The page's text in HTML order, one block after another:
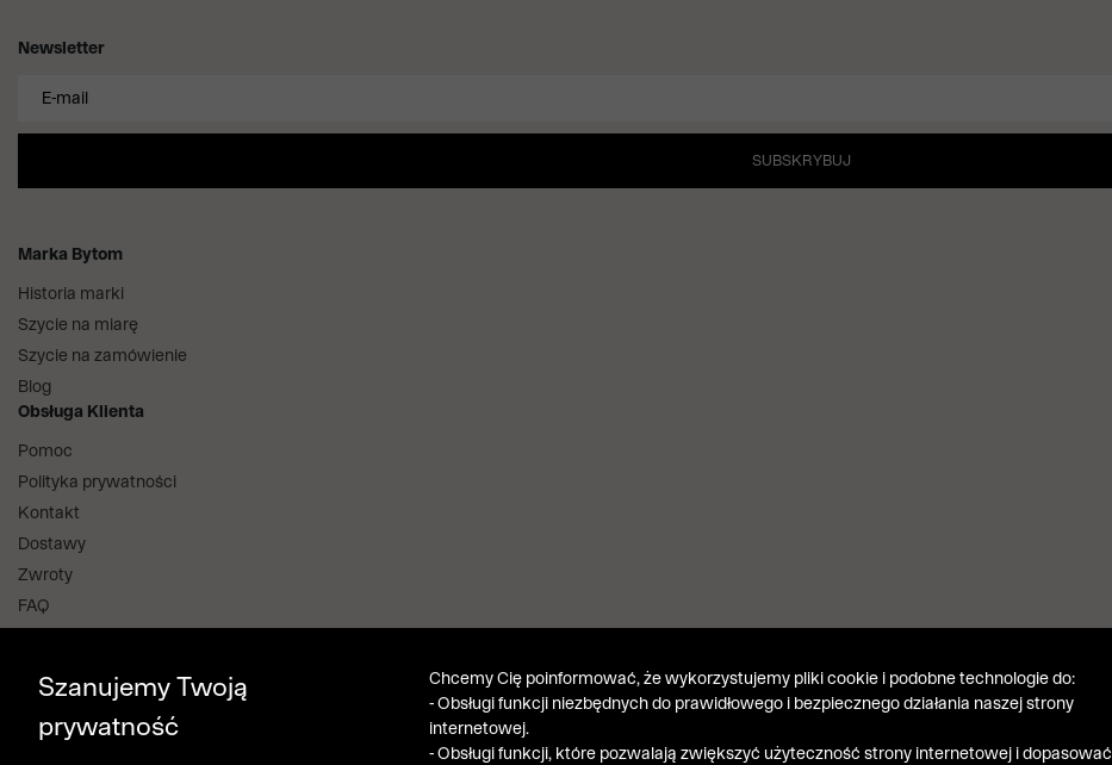
Marka Bytom
Historia marki
Szycie na miarę
Szycie na zamówienie
Blog
Obsługa Klienta
Pomoc
Polityka prywatności
Kontakt
Dostawy
Zwroty
FAQ
Aplikacja i program lojalnościowy
Bytom Klub
Newsletter
Szanujemy Twoją
prywatność
Chcemy Cię poinformować, że wykorzystujemy pliki cookie i podobne technologie do:
- Obsługi funkcji niezbędnych do prawidłowego i bezpiecznego działania naszej strony
internetowej.
- Obsługi funkcji, które pozwalają zwiększyć użyteczność strony internetowej i dopasować